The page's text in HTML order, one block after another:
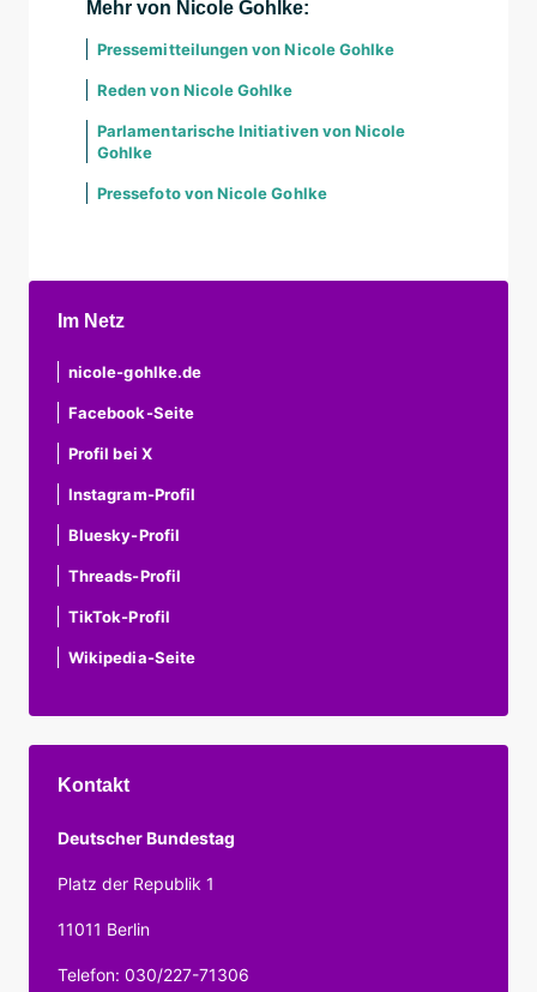
Mehr von Nicole Gohlke:
Pressemitteilungen von Nicole Gohlke
Reden von Nicole Gohlke
Parlamentarische Initiativen von Nicole
Gohlke
Pressefoto von Nicole Gohlke
Im Netz
nicole-gohlke.de
Facebook-Seite
Profil bei X
Instagram-Profil
Bluesky-Profil
Threads-Profil
TikTok-Profil
Wikipedia-Seite
Kontakt
Deutscher Bundestag
Platz der Republik 1
11011 Berlin
Telefon: 030/227-71306